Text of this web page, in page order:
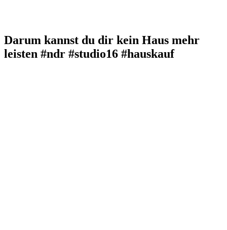
Darum kannst du dir kein Haus mehr
leisten #ndr #studio16 #hauskauf